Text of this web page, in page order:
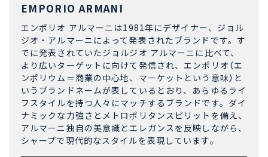
EMPORIO ARMANI
エンポリオ アルマーニは1981年にデザイナー、ジョル
ジオ・アルマーニによって発表されたブランドです。す
でに発表されていたジョルジオ アルマーニに比べて、
より広いターゲットに向けて発信され、エンポリオ（エ
ンポリウム＝商業の中心地、マーケットという意味）と
いうブランドネームが表しているとおり、あらゆるライ
フスタイルを持つ人々にマッチするブランドです。ダイ
ナミックな力強さとメトロポリタンスピリットを備え、
アルマーニ独自の美意識とエレガンスを反映しながら、
シャープで現代的なスタイルを表現しています。